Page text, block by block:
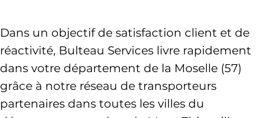
Dans un objectif de satisfaction client et de
réactivité, Bulteau Services livre
dans votre département de la Moselle (57)
grâce à notre réseau de transporteurs
partenaires dans toutes les villes du